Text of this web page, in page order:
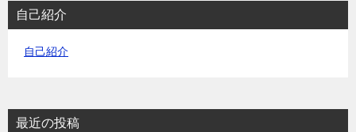
自己紹介
自己紹介
最近の投稿